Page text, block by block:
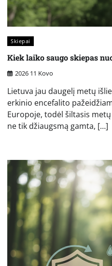
Skiepai
Kiek laiko saugo skiepas
2026 11 Kovo
Lietuva jau daugelį metų
erkinio encefalito
Europoje, todėl šiltasis
ne tik džiaugsmą gamta, […]